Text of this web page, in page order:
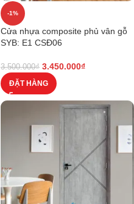
-1%
Cửa nhựa composite phủ vân gỗ
SYB: E1 CSĐ06
3.500.000₫ 3.450.000₫
ĐẶT HÀNG